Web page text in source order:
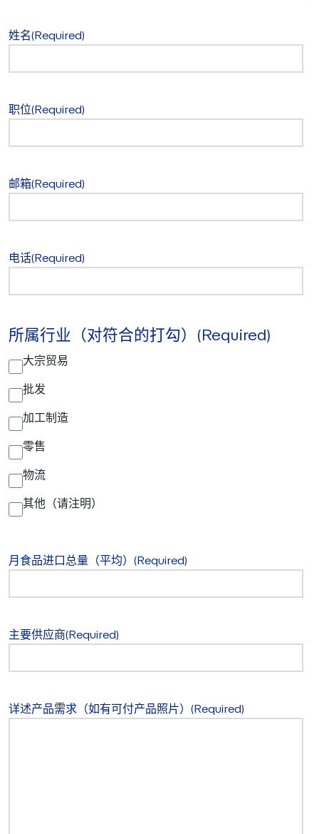
姓名(Required)
职位(Required)
邮箱(Required)
电话(Required)
所属行业（对符合的打勾） (Required)
大宗贸易
批发
加工制造
零售
物流
其他（请注明）
月食品进口总量（平均） (Required)
主要供应商(Required)
详述产品需求（如有可付产品照片） (Required)